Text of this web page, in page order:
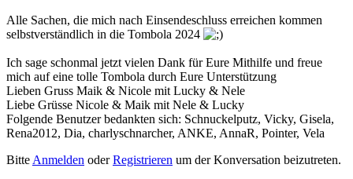
Alle Sachen, die mich nach Einsendeschluss erreichen kommen
selbstverständlich in die Tombola 2024
Ich sage schonmal jetzt vielen Dank für Eure Mithilfe und freue
mich auf eine tolle Tombola durch Eure Unterstützung
Lieben Gruss Maik & Nicole mit Lucky & Nele
Liebe Grüsse Nicole & Maik mit Nele & Lucky
Folgende Benutzer bedankten sich: Schnuckelputz, Vicky, Gisela,
Rena2012, Dia, charlyschnarcher, ANKE, AnnaR, Pointer, Vela
BitteAnmelden oderRegistrieren um der Konversation beizutreten.